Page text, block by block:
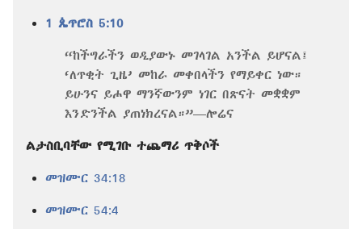
1 ጴጥሮስ 5:10
“ከችግራችን ወዲያውኑ መገላገል አንችል ይሆናል፤
‘ለጥቂት ጊዜ’ መከራ መቀበላችን የማይቀር ነው።
ይሁንና ይሖዋ ማንኛውንም ነገር በጽናት መቋቋም
እንድንችል ያጠነክረናል።”​—ሎሬና
ልታስቢባቸው የሚገቡ ተጨማሪ ጥቅሶች
መዝሙር 34:18
መዝሙር 54:4